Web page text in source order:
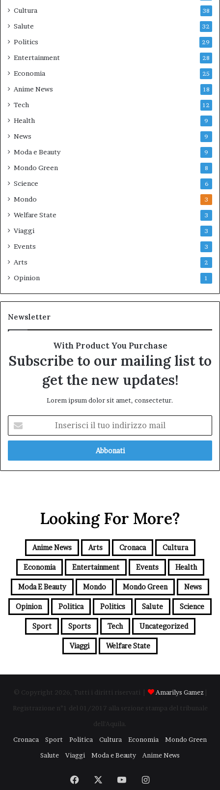
Cultura 38
Salute 32
Politics 29
Entertainment 28
Economia 25
Anime News 18
Tech 12
Health 9
News 9
Moda e Beauty 9
Mondo Green 8
Science 6
Mondo 3
Welfare State 3
Viaggi 3
Events 3
Arts 2
Opinion 1
Newsletter
With Product You Purchase
Subscribe to our mailing list to
get the new updates!
Lorem ipsum dolor sit amet, consectetur.
tuo
mail
Looking For More?
Anime News Arts Cronaca Cultura
Economia Entertainment Events Health
Moda E Beauty Mondo Mondo Green News
Opinion Politica Politics Salute Science
Sport Sports Tech Uncategorized
Viaggi Welfare State
© Copyright 2026, Tutti i diritti riservati | Amarilys Gamez
Registrazione n°1 del 01/2017 alla sezione stampa del tribunale
dell'Aquila.
Cronaca
Sport Politica Cultura Economia
Mondo Green
Salute
Viaggi Moda e Beauty Anime News
Facebook You Instagram